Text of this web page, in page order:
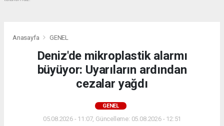
Anasayfa GENEL
Deniz'de mikroplastik alarmı
büyüyor: Uyarıların ardından
cezalar yağdı
GENEL
05.08.2026 - 11:07, Güncelleme: 05.08.2026 - 12:51